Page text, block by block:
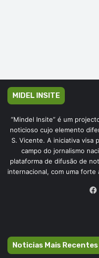
MIDEL INSITE
“Mindel Insite” é um
noticioso cujo elemento
S. Vicente. A iniciativa visa
campo do jornalismo
plataforma de difusão de
internacional, com uma forte
Noticias Mais Recentes